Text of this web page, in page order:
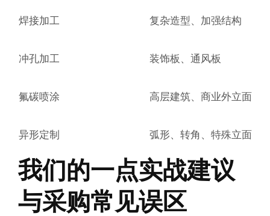
焊接加工 复杂造型、加强结构
冲孔加工 装饰板、通风板
氟碳喷涂 高层建筑、商业外立面
异形定制 弧形、转角、特殊立面
我们的一点实战建议
与采购常见误区